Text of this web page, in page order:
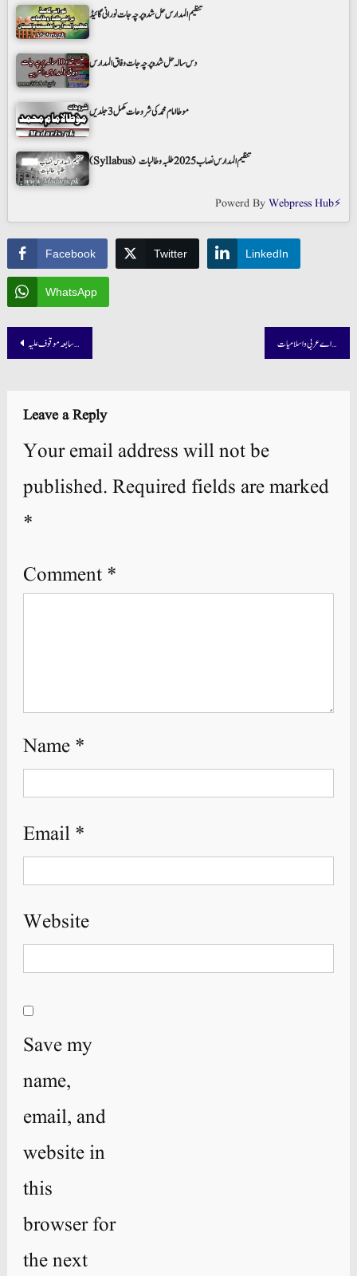
تنظیم المدارس حل شدہ پرچہ جات نورانی گائیڈ
دس سالہ حل شدہ پرچہ جات وفاق المدارس
موطا امام محمد کی شروحات مکمل 3 جلدیں
(Syllabus) تنظیم المدارس نصاب 2025 طلبہ و طالبات
Powerd ByWebpress Hub⚡
Facebook Twitter LinkedIn
WhatsApp
Post
آئینہ قادیانیت درجہ سابعہ موقوف علیہ تنظیم المدارس اسناد کامعادلہ برائے ایم اے عربی واسلامیات
Leave a Reply
Your email address will not be
published. Required fields are marked
*
Comment *
Name *
Email *
Website
Save my
name,
email, and
website in
this
browser for
the next